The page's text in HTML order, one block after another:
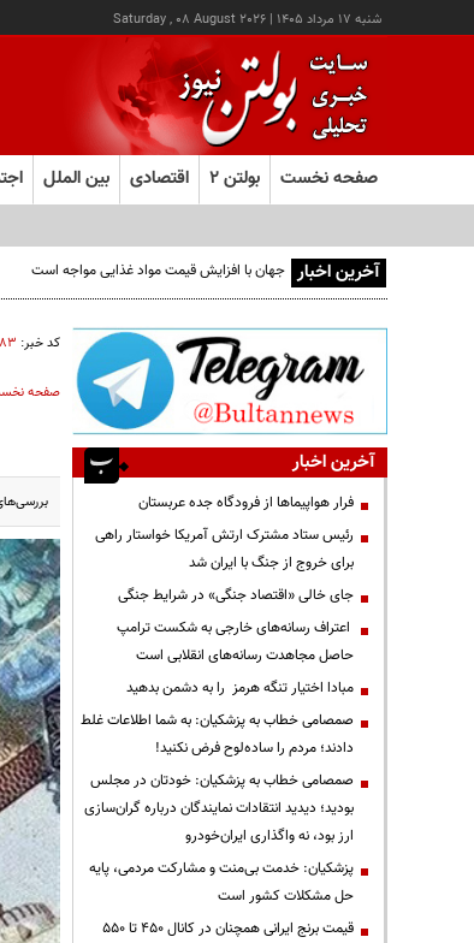
شنبه ۱۷ مرداد ۱۴۰۵ |
Saturday , 08 August 2026
صفحه نخست بولتن ۲ اقتصادی بین الملل
آخرین اخبار
کد خبر:
صفحه
آخرین اخبار
فرار هواپیماها از فرودگاه جده عربستان
رئیس ستاد مشترک ارتش آمریکا خواستار راهی
برای خروج از جنگ با ایران شد
جای خالی «اقتصاد جنگی» در شرایط جنگی
اعتراف رسانه‌های خارجی به شکست ترامپ
حاصل مجاهدت رسانه‌های انقلابی است
مبادا اختیار تنگه هرمز را به دشمن بدهید
صمصامی خطاب به پزشکیان: به شما اطلاعات غلط
دادند؛ مردم را ساده‌لوح فرض نکنید!
صمصامی خطاب به پزشکیان: خودتان در مجلس
بودید؛ دیدید انتقادات نمایندگان درباره گران‌سازی
ارز بود، نه واگذاری ایران‌خودرو
پزشکیان: خدمت بی‌منت و مشارکت مردمی، پایه
حل مشکلات کشور است
قیمت‌ برنج ایرانی همچنان در کانال ۴۵۰ تا ۵۵۰